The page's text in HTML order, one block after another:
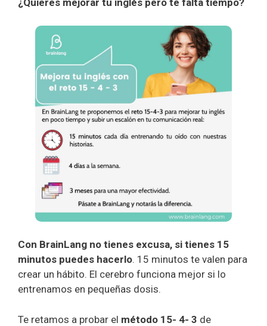
¿Quieres mejorar tu inglés pero te falta tiempo?
Con BrainLang no tienes excusa, si tienes 15
minutos puedes hacerlo. 15 minutos te valen para
crear un hábito. El cerebro funciona mejor si lo
entrenamos en pequeñas dosis.
Te retamos a probar el método 15- 4- 3 de